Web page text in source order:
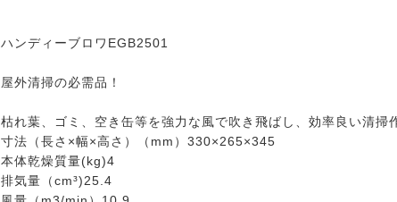
ハンディーブロワEGB2501
屋外清掃の必需品！
枯れ葉、ゴミ、空き缶等を強力な風で吹き飛ばし、効率良い清掃
寸法（長さ×幅×高さ）（mm）330×265×345
本体乾燥質量(kg)4
排気量（cm³)25.4